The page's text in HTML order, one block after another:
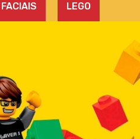
LEGO